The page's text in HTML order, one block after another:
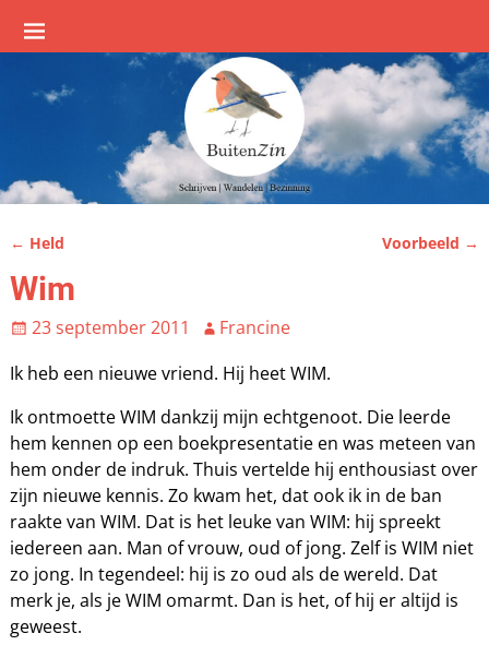
← Held Voorbeeld →
Wim
23 september 2011
Francine
Ik heb een nieuwe vriend. Hij heet WIM.
Ik ontmoette WIM dankzij mijn echtgenoot. Die leerde
hem kennen op een boekpresentatie en was meteen van
hem onder de indruk. Thuis vertelde hij enthousiast over
zijn nieuwe kennis. Zo kwam het, dat ook ik in de ban
raakte van WIM. Dat is het leuke van WIM: hij spreekt
iedereen aan. Man of vrouw, oud of jong. Zelf is WIM niet
zo jong. In tegendeel: hij is zo oud als de wereld. Dat
merk je, als je WIM omarmt. Dan is het, of hij er altijd is
geweest.